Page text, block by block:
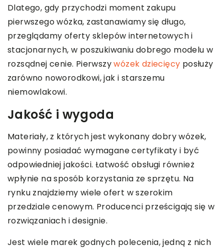
Dlatego, gdy przychodzi moment zakupu
pierwszego wózka, zastanawiamy się długo,
przeglądamy oferty sklepów internetowych i
stacjonarnych, w poszukiwaniu dobrego modelu w
rozsądnej cenie. Pierwszywózek dziecięcy posłuży
zarówno noworodkowi, jak i starszemu
niemowlakowi.
Jakość i wygoda
Materiały, z których jest wykonany dobry wózek,
powinny posiadać wymagane certyfikaty i być
odpowiedniej jakości. Łatwość obsługi również
wpłynie na sposób korzystania ze sprzętu. Na
rynku znajdziemy wiele ofert w szerokim
przedziale cenowym. Producenci prześcigają się w
rozwiązaniach i designie.
Jest wiele marek godnych polecenia, jedną z nich